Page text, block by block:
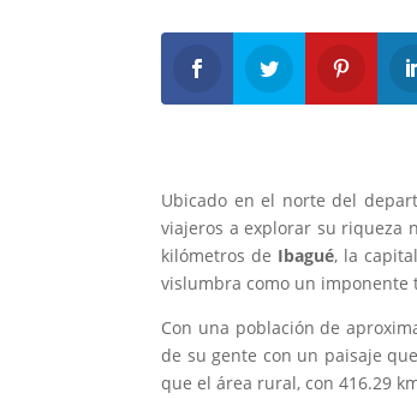
Ubicado en el norte del
viajeros a explorar su riqueza
kilómetros de Ibagué, la
vislumbra como un imponente
Con una población de
de su gente con un paisaje
que el área rural, con 416.29